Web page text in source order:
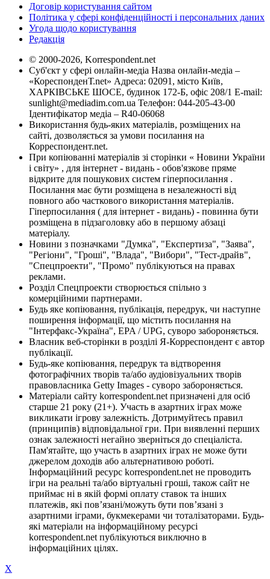
Договір користування сайтом
Політика у сфері конфіденційності і персональних даних
Угода щодо користування
Редакція
© 2000-2026, Korrespondent.net
Суб'єкт у сфері онлайн-медіа Назва онлайн-медіа –
«КореспонденТ.net» Адреса: 02091, місто Київ,
ХАРКІВСЬКЕ ШОСЕ, будинок 172-Б, офіс 208/1 E-mail:
sunlight@mediadim.com.ua Телефон: 044-205-43-00
Ідентифікатор медіа – R40-06068
Використання будь-яких матеріалів, розміщених на
сайті, дозволяється за умови посилання на
Корреспондент.net.
При копіюванні матеріалів зі сторінки « Новини України
і світу» , для інтернет - видань - обов'язкове пряме
відкрите для пошукових систем гіперпосилання .
Посилання має бути розміщена в незалежності від
повного або часткового використання матеріалів.
Гіперпосилання ( для інтернет - видань) - повинна бути
розміщена в підзаголовку або в першому абзаці
матеріалу.
Новини з позначками "Думка", "Експертиза", "Заява",
"Регіони", "Гроші", "Влада", "Вибори", "Тест-драйв",
"Спецпроекти", "Промо" публікуються на правах
реклами.
Розділ Спецпроекти створюється спільно з
комерційними партнерами.
Будь яке копіювання, публікація, передрук, чи наступне
поширення інформації, що містить посилання на
"Інтерфакс-Україна", EPA / UPG, суворо забороняється.
Власник веб-сторінки в розділі Я-Корреспондент є автор
публікації.
Будь-яке копіювання, передрук та відтворення
фотографічних творів та/або аудіовізуальних творів
правовласника Getty Images - суворо забороняється.
Матеріали сайту korrespondent.net призначені для осіб
старше 21 року (21+). Участь в азартних іграх може
викликати ігрову залежність. Дотримуйтесь правил
(принципів) відповідальної гри. При виявленні перших
ознак залежності негайно зверніться до спеціаліста.
Пам'ятайте, що участь в азартних іграх не може бути
джерелом доходів або альтернативою роботі.
Інформаційний ресурс korrespondent.net не проводить
ігри на реальні та/або віртуальні гроші, також сайт не
приймає ні в якій формі оплату ставок та інших
платежів, які пов’язані/можуть бути пов’язані з
азартними іграми, букмекерами чи тоталізаторами. Будь-
які матеріали на інформаційному ресурсі
korrespondent.net публікуються виключно в
інформаційних цілях.
X